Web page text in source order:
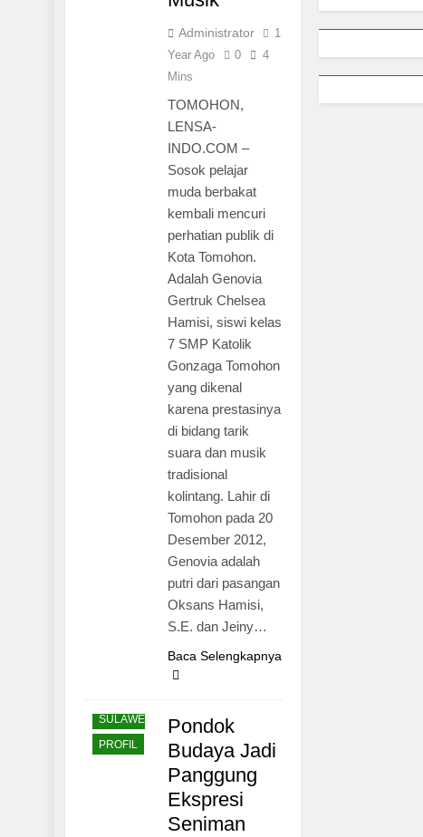
Administrator
1
Year Ago
0
4
Mins
TOMOHON,
LENSA-
INDO.COM –
Sosok pelajar
muda berbakat
kembali mencuri
perhatian publik di
Kota Tomohon.
Adalah Genovia
Gertruk Chelsea
Hamisi, siswi kelas
7 SMP Katolik
Gonzaga Tomohon
yang dikenal
karena prestasinya
di bidang tarik
suara dan musik
tradisional
kolintang. Lahir di
Tomohon pada 20
Desember 2012,
Genovia adalah
putri dari pasangan
Oksans Hamisi,
S.E. dan Jeiny…
Baca Selengkapnya
SULAWESI
PROFIL
Pondok
Budaya Jadi
Panggung
Ekspresi
Seniman